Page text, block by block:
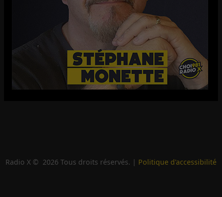
Radio X © 2026 Tous droits réservés. | Politique d'accessibilité